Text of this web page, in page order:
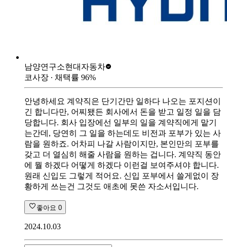
남양연구소현대자동차
코사장 ∙ 채택률 96%
안녕하세요 계약직은 단기간만 일하다 나오는 포지션이
긴 합니다만, 어찌됐든 회사에서 돈을 받고 일정 일을 담
당합니다. 회사 입장에선 일부의 일을 계약직에게 맡기
는간데, 당연히 그 일을 하는데도 비전과 포부가 있는 사
람을 원하죠. 어차피 나갈 사람이지만, 본인만의 포부를
갖고 더 열심히 해줄 사람을 원하는 겁니다. 계약직 동안
에 뭘 하겠다 어떻게 하겠다 이런걸 보여주셔야 합니다.
원래 신입도 그렇게 적어요. 신입 포부에서 쓸게없이 장
황하게 쓰는건 그것도 애초에 못쓴 자소서입니다.
좋아요 0
2024.10.03